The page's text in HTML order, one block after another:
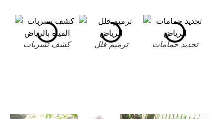
كشف تسربات ترميم فلل تجديد حمامات